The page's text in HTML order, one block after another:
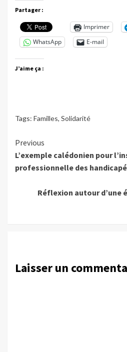
Partager :
Imprimer
WhatsApp
E-mail
J’aime ça :
Tags: Familles, Solidarité
Continue
Reading
Previous
L’exemple calédonien pour
professionnelle des
Réflexion autour d’une
Laisser un